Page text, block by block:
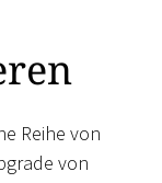
Reihe von
von